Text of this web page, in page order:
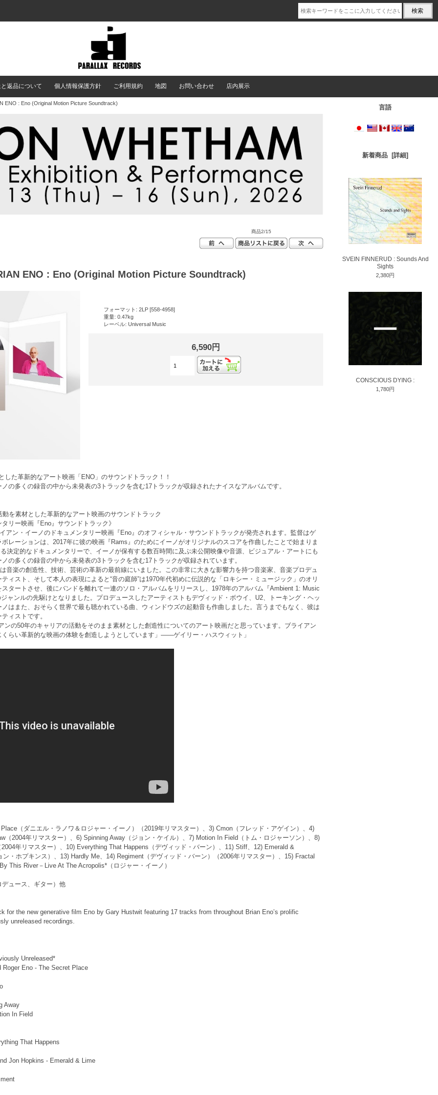
返品について 個人情報保護方針 ご利用規約 地図 お問い合わせ 店内展示
ENO : Eno (Original Motion Picture Soundtrack)
商品2/15
ENO : Eno (Original Motion Picture Soundtrack)
フォーマット: 2LP [558-4958]
重量: 0.47kg
レーベル: Universal Music
6,590円
した革新的なアート映画「ENO」のサウンドトラック！！
の多くの録音の中から未発表の3トラックを含む17トラックが収録されたナイスなアルバムです。
を素材とした革新的なアート映画のサウンドトラック
リー映画『Eno』サウンドトラック》
アン・イーノのドキュメンタリー映画『Eno』のオフィシャル・サウンドトラックが発売されます。監督はゲ
レーションは、2017年に彼の映画『Rams』のためにイーノがオリジナルのスコアを作曲したことで始まりま
決定的なドキュメンタリーで、イーノが保有する数百時間に及ぶ未公開映像や音源、ビジュアル・アートにも
の多くの録音の中から未発表の3トラックを含む17トラックが収録されています。
音楽の創造性、技術、芸術の革新の最前線にいました。この非常に大きな影響力を持つ音楽家、音楽プロデュ
ィスト、そして本人の表現によると“音の庭師”は1970年代初めに伝説的な「ロキシー・ミュージック」のオリ
タートさせ、後にバンドを離れて一連のソロ・アルバムをリリースし、1978年のアルバム『Ambient 1: Music
ャンルの先駆けとなりました。プロデュースしたアーティストもデヴィッド・ボウイ、U2、トーキング・ヘッ
はまた、おそらく世界で最も聴かれている曲、ウィンドウズの起動音も作曲しました。言うまでもなく、彼は
ィストです。
ンの50年のキャリアの活動をそのまま素材とした創造性についてのアート映画だと思っています。ブライアン
らい革新的な映画の体験を創造しようとしています」――ゲイリー・ハスウィット」
（ダニエル・ラノワ＆ロジャー・イーノ）（2019年リマスター）、3) Cmon（フレッド・アゲイン）、4)
（2004年リマスター）、6) Spinning Away（ジョン・ケイル）、7) Motion In Field（トム・ロジャーソン）、8)
年リマスター）、10) Everything That Happens（デヴィッド・バーン）、11) Stiff、12) Emerald &
・ホプキンス）、13) Hardly Me、14) Regiment（デヴィッド・バーン）（2006年リマスター）、15) Fractal
This River－Live At The Acropolis*（ロジャー・イーノ）
ュース、ギター）他
for the new generative film Eno by Gary Hustwit featuring 17 tracks from throughout Brian Eno’s prolific
unreleased recordings.
Unreleased*
Eno - The Secret Place
Away
In Field
That Happens
Jon Hopkins - Emerald & Lime
言語
新着商品 [詳細]
SVEIN FINNERUD : Sounds And
Sights
2,380円
CONSCIOUS DYING :
1,780円